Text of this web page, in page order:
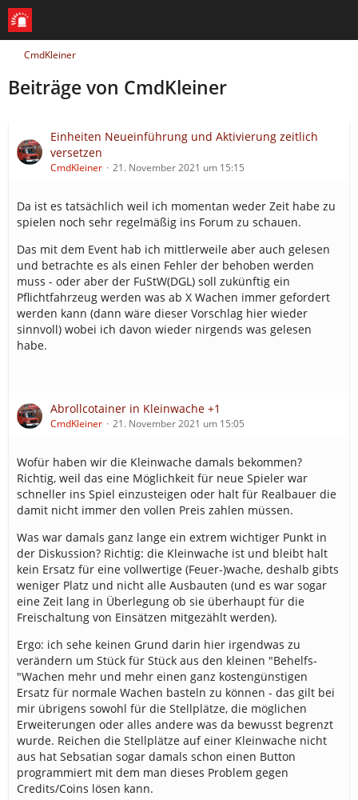
CmdKleiner
Beiträge von CmdKleiner
Einheiten Neueinführung und Aktivierung zeitlich
versetzen
CmdKleiner 21. November 2021 um 15:15
Da ist es tatsächlich weil ich momentan weder Zeit habe zu
spielen noch sehr regelmäßig ins Forum zu schauen.
Das mit dem Event hab ich mittlerweile aber auch gelesen
und betrachte es als einen Fehler der behoben werden
muss - oder aber der FuStW(DGL) soll zukünftig ein
Pflichtfahrzeug werden was ab X Wachen immer gefordert
werden kann (dann wäre dieser Vorschlag hier wieder
sinnvoll) wobei ich davon wieder nirgends was gelesen
habe.
Abrollcotainer in Kleinwache +1
CmdKleiner 21. November 2021 um 15:05
Wofür haben wir die Kleinwache damals bekommen?
Richtig, weil das eine Möglichkeit für neue Spieler war
schneller ins Spiel einzusteigen oder halt für Realbauer die
damit nicht immer den vollen Preis zahlen müssen.
Was war damals ganz lange ein extrem wichtiger Punkt in
der Diskussion? Richtig: die Kleinwache ist und bleibt halt
kein Ersatz für eine vollwertige (Feuer-)wache, deshalb gibts
weniger Platz und nicht alle Ausbauten (und es war sogar
eine Zeit lang in Überlegung ob sie überhaupt für die
Freischaltung von Einsätzen mitgezählt werden).
Ergo: ich sehe keinen Grund darin hier irgendwas zu
verändern um Stück für Stück aus den kleinen "Behelfs-
"Wachen mehr und mehr einen ganz kostengünstigen
Ersatz für normale Wachen basteln zu können - das gilt bei
mir übrigens sowohl für die Stellplätze, die möglichen
Erweiterungen oder alles andere was da bewusst begrenzt
wurde. Reichen die Stellplätze auf einer Kleinwache nicht
aus hat Sebsatian sogar damals schon einen Button
programmiert mit dem man dieses Problem gegen
Credits/Coins lösen kann.